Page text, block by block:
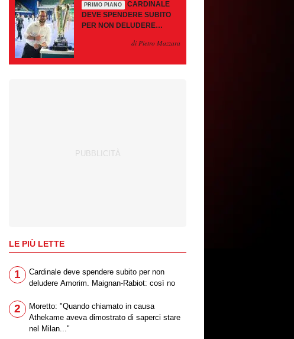
PRIMO PIANO
CARDINALE
DEVE SPENDERE SUBITO
PER NON DELUDERE
RABIOT: COSÌ NOdi Pietro Mazzara
LE PIÙ LETTE
1
Cardinale deve spendere subito per non
deludere Amorim. Maignan-Rabiot: così no
2
Moretto: "Quando chiamato in causa
Athekame aveva dimostrato di saperci stare
nel Milan..."